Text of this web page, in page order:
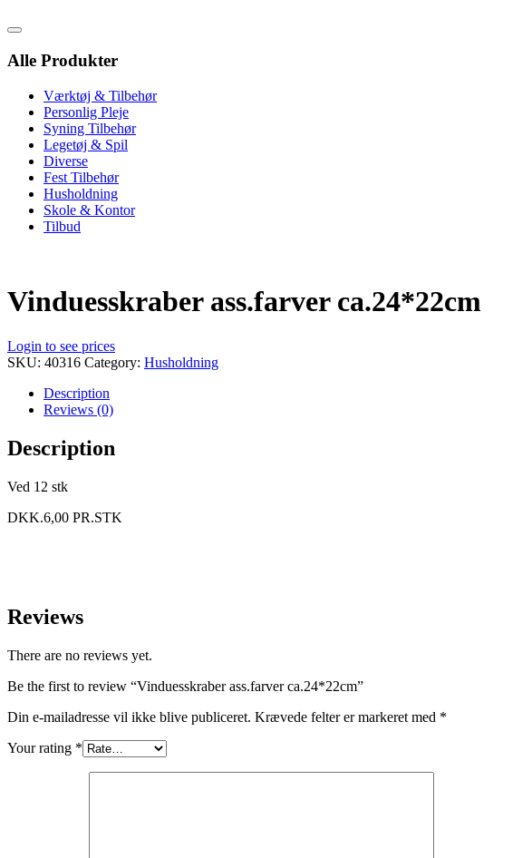
Catalog
Alle Produkter
Værktøj & Tilbehør
Personlig Pleje
Syning Tilbehør
Legetøj & Spil
Diverse
Fest Tilbehør
Husholdning
Skole & Kontor
Tilbud
Vinduesskraber ass.farver ca.24*22cm
Login to see prices
SKU: 40316 Category: Husholdning
Description
Reviews (0)
Description
Ved 12 stk
DKK.6,00 PR.STK
Reviews
There are no reviews yet.
Be the first to review “Vinduesskraber ass.farver ca.24*22cm”
Din e-mailadresse vil ikke blive publiceret. Krævede felter er markeret med *
Your rating *